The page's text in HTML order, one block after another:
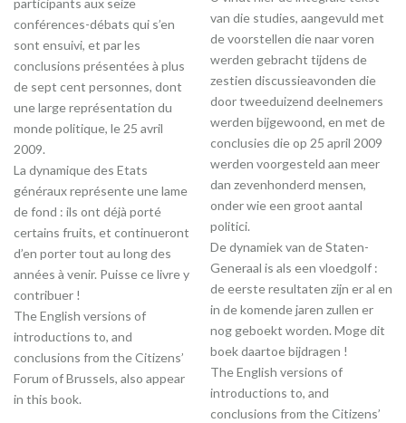
conférences-débats qui s’en
sont ensuivi, et par les
conclusions présentées à plus
de sept cent personnes, dont
une large représentation du
monde politique, le 25 avril
2009.
La dynamique des Etats
généraux représente une lame
de fond : ils ont déjà porté
certains fruits, et continueront
d’en porter tout au long des
années à venir. Puisse ce livre y
contribuer !
The English versions of
introductions to, and
conclusions from the Citizens’
Forum of Brussels, also appear
in this book.
van die studies, aangevuld met
de voorstellen die naar voren
werden gebracht tijdens de
zestien discussieavonden die
door tweeduizend deelnemers
werden bijgewoond, en met de
conclusies die op 25 april 2009
werden voorgesteld aan meer
dan zevenhonderd mensen,
onder wie een groot aantal
politici.
De dynamiek van de Staten-
Generaal is als een vloedgolf :
de eerste resultaten zijn er al en
in de komende jaren zullen er
nog geboekt worden. Moge dit
boek daartoe bijdragen !
The English versions of
introductions to, and
conclusions from the Citizens’